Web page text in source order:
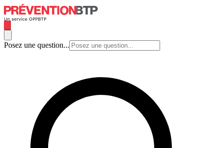
Posez une question...